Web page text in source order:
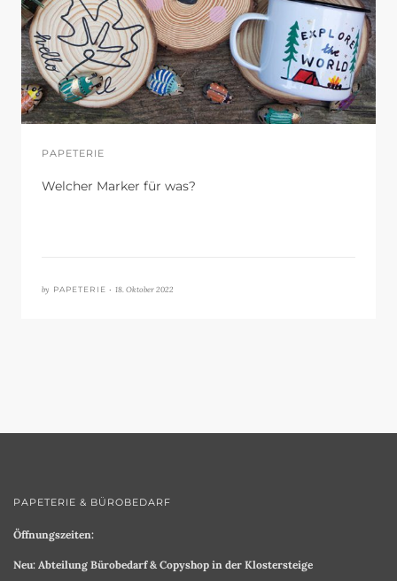
PAPETERIE
Welcher Marker für was?
by PAPETERIE • 18. Oktober 2022
PAPETERIE & BÜROBEDARF
Öffnungszeiten:
Neu: Abteilung Bürobedarf & Copyshop in der Klostersteige